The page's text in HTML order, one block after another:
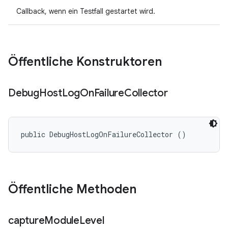
Callback, wenn ein Testfall gestartet wird.
Öffentliche Konstruktoren
DebugHostLogOnFailureCollector
public DebugHostLogOnFailureCollector ()
Öffentliche Methoden
captureModuleLevel